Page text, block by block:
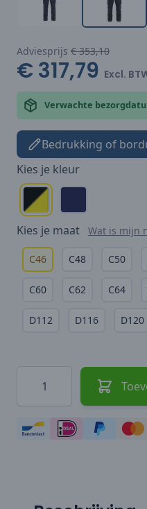
Adviesprijs € 353,10
€ 317,79 Excl.
Verwachte
Bedrukking of
Kies je kleur
Kies je maat Wat is mijn
C46 C48 C50
C60 C62 C64
D112 D116 D120
Hoeveelheid